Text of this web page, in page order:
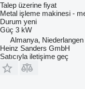
Talep üzerine fiyat
Metal işleme makinesi -
Durum yeni
Güç 3 kW
Almanya, Niederlangen
Heinz Sanders GmbH
Satıcıyla iletişime geç